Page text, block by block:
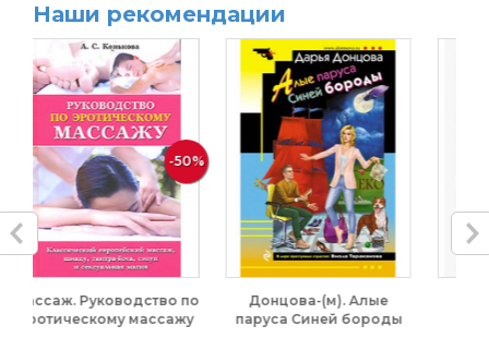
Наши рекомендации
по
-50%
Донцова-(м). Алые
паруса Синей бороды
Гюго. Отверженные.
Всемирная